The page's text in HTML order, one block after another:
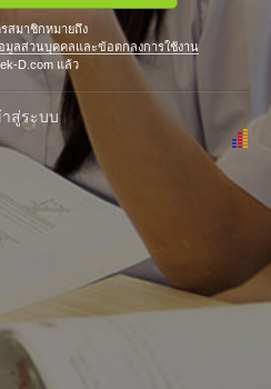
สมาชิกหมายถึง
มูลส่วนบุคคลและข้อตกลงการใช้งาน
D.com แล้ว
าสู่ระบบ